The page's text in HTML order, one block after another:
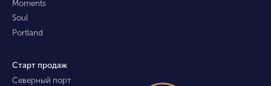
Moments
Soul
Portland
Старт продаж
Северный порт